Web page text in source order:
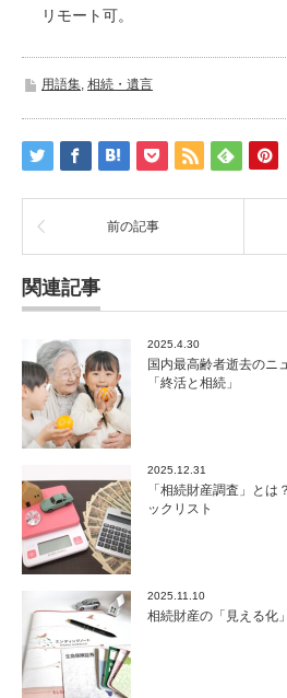
リモート可。
用語集 相続・遺言
前の記事
関連記事
2025.4.30
国内最高齢者逝去のニ
「終活と相続」
2025.12.31
「相続財産調査」とは
ックリスト
2025.11.10
相続財産の「見える化